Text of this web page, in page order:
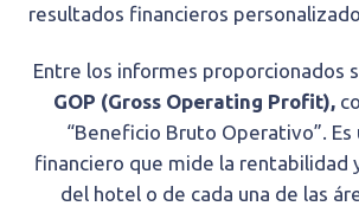
resultados financieros
Entre los informes proporcionados
GOP (Gross Operating Profit),
“Beneficio Bruto Operativo”. Es
financiero que mide la rentabilidad
del hotel o de cada una de las